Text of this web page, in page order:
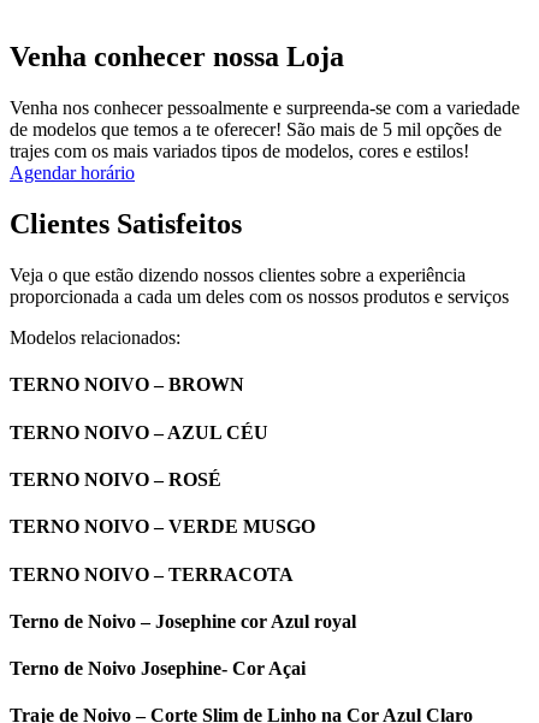
Venha conhecer nossa Loja
Venha nos conhecer pessoalmente e surpreenda-se com a variedade
de modelos que temos a te oferecer! São mais de 5 mil opções de
trajes com os mais variados tipos de modelos, cores e estilos!
Agendar horário
Clientes Satisfeitos
Veja o que estão dizendo nossos clientes sobre a experiência
proporcionada a cada um deles com os nossos produtos e serviços
Modelos relacionados:
TERNO NOIVO – BROWN
TERNO NOIVO – AZUL CÉU
TERNO NOIVO – ROSÉ
TERNO NOIVO – VERDE MUSGO
TERNO NOIVO – TERRACOTA
Terno de Noivo – Josephine cor Azul royal
Terno de Noivo Josephine- Cor Açai
Traje de Noivo – Corte Slim de Linho na Cor Azul Claro